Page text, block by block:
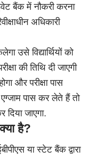
बैंक में नौकरी करना
अधिकारी
उसे विद्यार्थियों को
की तिथि दी जाएगी
और परीक्षा पास
पास कर लेते हैं तो
जाएगा.
है?
या स्टेट बैंक द्वारा